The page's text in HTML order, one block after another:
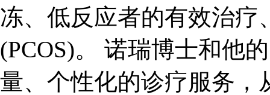
冻、低反应者的有效治疗
(PCOS)。 诺瑞博士和他
量、个性化的诊疗服务，